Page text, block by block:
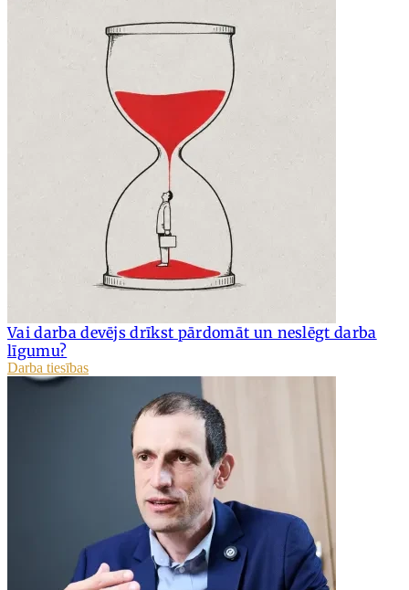
Vai darba devējs drīkst pārdomāt un neslēgt darba
līgumu?
Darba tiesības